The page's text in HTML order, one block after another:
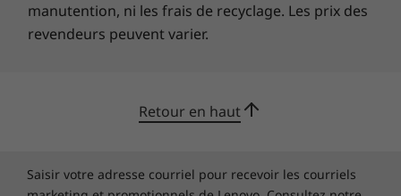
manutention, ni les frais de recyclage. Les prix des
revendeurs peuvent varier.
Retour en haut
Saisir votre adresse courriel pour recevoir les courriels